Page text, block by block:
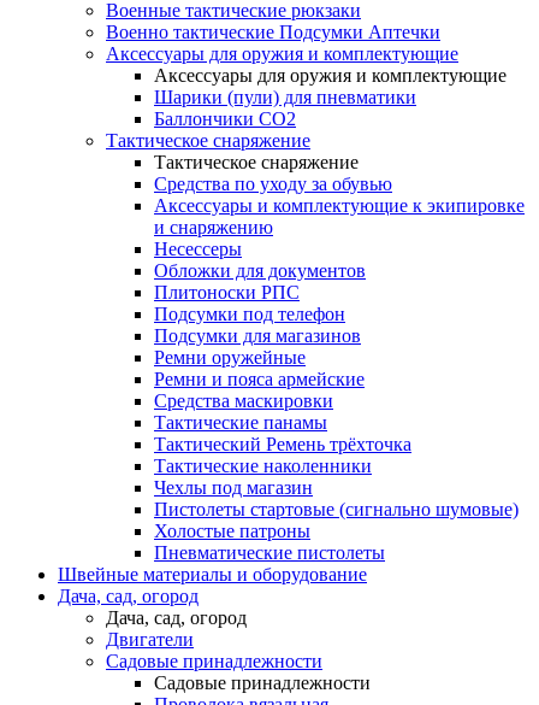
Военные тактические рюкзаки
Военно тактические Подсумки Аптечки
Аксессуары для оружия и комплектующие
Аксессуары для оружия и комплектующие
Шарики (пули) для пневматики
Баллончики CO2
Тактическое снаряжение
Тактическое снаряжение
Средства по уходу за обувью
Аксессуары и комплектующие к экипировке
и снаряжению
Несессеры
Обложки для документов
Плитоноски РПС
Подсумки под телефон
Подсумки для магазинов
Ремни оружейные
Ремни и пояса армейские
Средства маскировки
Тактические панамы
Тактический Ремень трёхточка
Тактические наколенники
Чехлы под магазин
Пистолеты стартовые (сигнально шумовые)
Холостые патроны
Пневматические пистолеты
Швейные материалы и оборудование
Дача, сад, огород
Дача, сад, огород
Двигатели
Садовые принадлежности
Садовые принадлежности